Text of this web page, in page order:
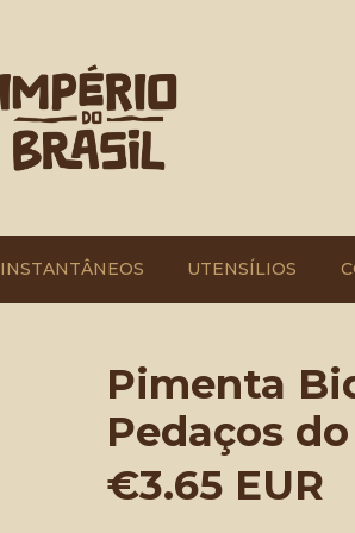
INSTANTÂNEOS UTENSÍLIOS
Pimenta
Pedaços
€3.65 EUR